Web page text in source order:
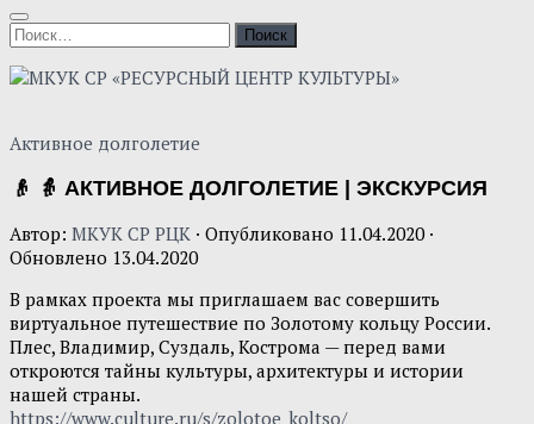
Найти:
Активное долголетие
👴 👵 АКТИВНОЕ ДОЛГОЛЕТИЕ | ЭКСКУРСИЯ
Автор: МКУК СР РЦК · Опубликовано 11.04.2020·
Обновлено 13.04.2020
В рамках проекта мы приглашаем вас совершить
виртуальное путешествие по Золотому кольцу России.
Плес, Владимир, Суздаль, Кострома — перед вами
откроются тайны культуры, архитектуры и истории
нашей страны.
https://www.culture.ru/s/zolotoe_koltso/